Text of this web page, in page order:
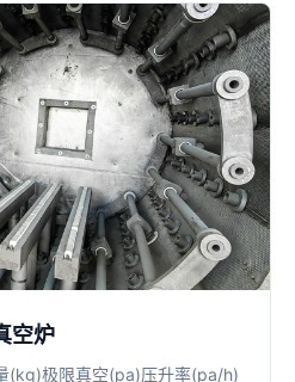
空炉
(kg)极限真空(pa)压升率(pa/h)